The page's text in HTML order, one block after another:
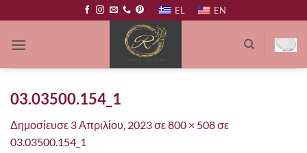
στο
περιεχόμενο
EL EN
03.03500.154_1
Δημοσίευσε 3 Απριλίου, 2023σε800 × 508σε
03.03500.154_1